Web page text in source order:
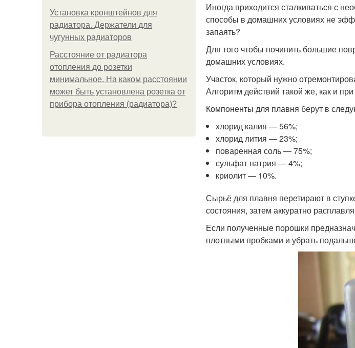
Установка кронштейнов для
радиатора. Держатели для
чугунных радиаторов
Расстояние от радиатора
отопления до розетки
минимальное. На каком расстоянии
может быть установлена розетка от
прибора отопления (радиатора)?
Иногда приходится сталкиваться с
способы в домашних условиях не
запаять?
Для того чтобы починить большие
домашних условиях.
Участок, который нужно
Алгоритм действий такой же, как и
Компоненты для плавня берут в
хлорид калия — 56%;
хлорид лития — 23%;
поваренная соль — 75%;
сульфат натрия — 4%;
криолит — 10%.
Сырьё для плавня перетирают в
состояния, затем аккуратно
Если полученные порошки
плотными пробками и убрать